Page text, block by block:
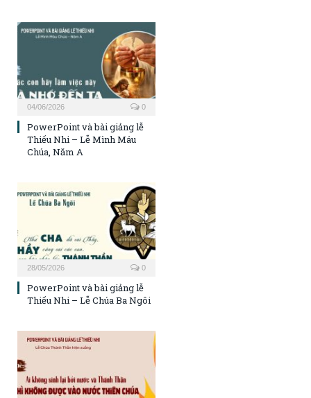
04/06/2026 0
PowerPoint và bài giảng lễ
Thiếu Nhi – Lễ Mình Máu
Chúa, Năm A
28/05/2026 0
PowerPoint và bài giảng lễ
Thiếu Nhi – Lễ Chúa Ba Ngôi